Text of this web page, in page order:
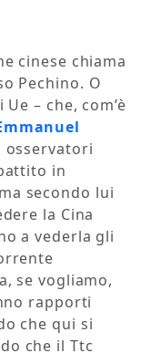
cinese chiama
Pechino. O
– che, com’è
osservatori
in
secondo lui
la Cina
a vederla gli
se vogliamo,
rapporti
che qui si
che il Ttc